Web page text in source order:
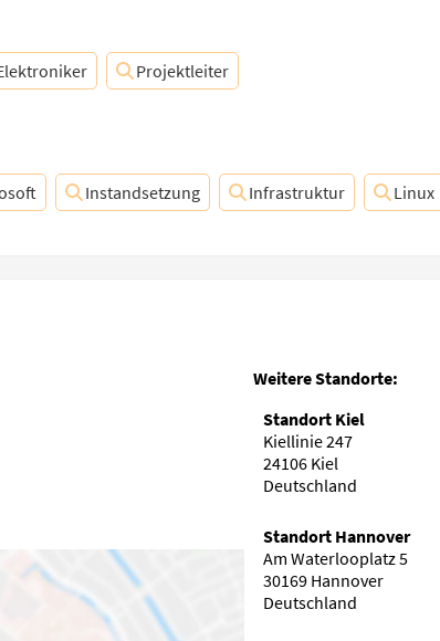
Projektleiter
Instandsetzung Infrastruktur Linux
Weitere Standorte:
Standort Kiel
Kiellinie 247
24106 Kiel
Deutschland
Standort Hannover
Am Waterlooplatz 5
30169 Hannover
Deutschland